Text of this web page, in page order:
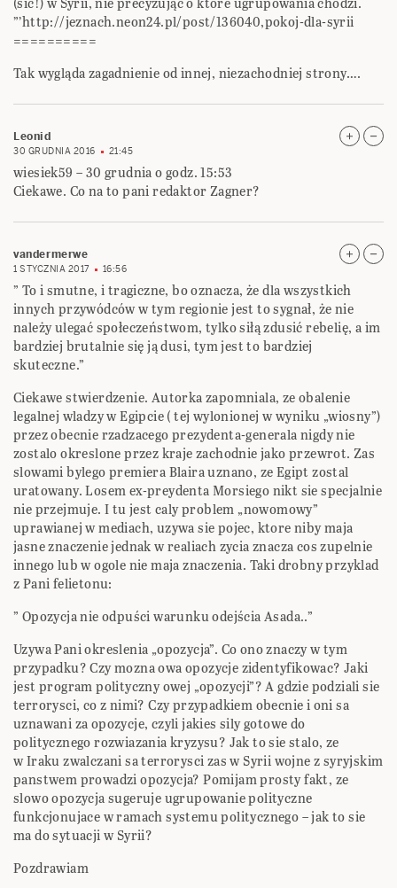
”’http://jeznach.neon24.pl/post/136040,pokoj-dla-syrii
==========
Tak wygląda zagadnienie od innej, niezachodniej strony….
Leonid
30 GRUDNIA 2016 21:45
wiesiek59 – 30 grudnia o godz. 15:53
Ciekawe. Co na to pani redaktor Zagner?
vandermerwe
1 STYCZNIA 2017 16:56
” To i smutne, i tragiczne, bo oznacza, że dla wszystkich
innych przywódców w tym regionie jest to sygnał, że nie
należy ulegać społeczeństwom, tylko siłą zdusić rebelię, a im
bardziej brutalnie się ją dusi, tym jest to bardziej
skuteczne.”
Ciekawe stwierdzenie. Autorka zapomniala, ze obalenie
legalnej wladzy w Egipcie ( tej wylonionej w wyniku „wiosny”)
przez obecnie rzadzacego prezydenta-generala nigdy nie
zostalo okreslone przez kraje zachodnie jako przewrot. Zas
slowami bylego premiera Blaira uznano, ze Egipt zostal
uratowany. Losem ex-preydenta Morsiego nikt sie specjalnie
nie przejmuje. I tu jest caly problem „nowomowy”
uprawianej w mediach, uzywa sie pojec, ktore niby maja
jasne znaczenie jednak w realiach zycia znacza cos zupelnie
innego lub w ogole nie maja znaczenia. Taki drobny przyklad
z Pani felietonu:
” Opozycja nie odpuści warunku odejścia Asada..”
Uzywa Pani okreslenia „opozycja”. Co ono znaczy w tym
przypadku? Czy mozna owa opozycje zidentyfikowac? Jaki
jest program polityczny owej „opozycji”? A gdzie podziali sie
terrorysci, co z nimi? Czy przypadkiem obecnie i oni sa
uznawani za opozycje, czyli jakies sily gotowe do
politycznego rozwiazania kryzysu? Jak to sie stalo, ze
w Iraku zwalczani sa terrorysci zas w Syrii wojne z syryjskim
panstwem prowadzi opozycja? Pomijam prosty fakt, ze
slowo opozycja sugeruje ugrupowanie polityczne
funkcjonujace w ramach systemu politycznego – jak to sie
ma do sytuacji w Syrii?
Pozdrawiam